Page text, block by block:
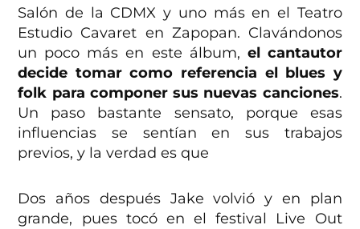
Salón de la CDMX y uno más en el Teatro
Estudio Cavaret en Zapopan. Clavándonos
un poco más en este álbum, el cantautor
decide tomar como referencia el blues y
folk para componer sus nuevas canciones.
Un paso bastante sensato, porque esas
influencias se sentían en sus trabajos
previos, y la verdad es que
Dos años después Jake volvió y en plan
grande, pues tocó en el festival Live Out